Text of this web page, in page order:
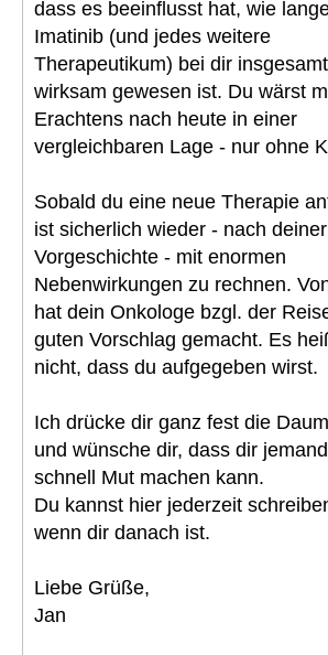
dass es beeinflusst hat, wie
Imatinib (und jedes weitere
Therapeutikum) bei dir insgesamt
wirksam gewesen ist. Du wärst
Erachtens nach heute in einer
vergleichbaren Lage - nur ohne
Sobald du eine neue Therapie
ist sicherlich wieder - nach deiner
Vorgeschichte - mit enormen
Nebenwirkungen zu rechnen.
hat dein Onkologe bzgl. der
guten Vorschlag gemacht. Es
nicht, dass du aufgegeben wirst.
Ich drücke dir ganz fest die
und wünsche dir, dass dir jemand
schnell Mut machen kann.
Du kannst hier jederzeit
wenn dir danach ist.
Liebe Grüße,
Jan